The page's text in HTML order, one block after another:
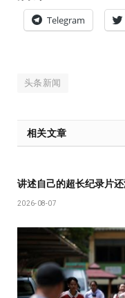
Telegram
头条新闻
相关文章
讲述自己的超长纪录片
2026-08-07